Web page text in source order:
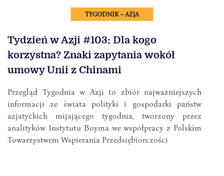
TYGODNIK – AZJA
Tydzień w Azji #103: Dla kogo
korzystna? Znaki zapytania wokół
umowy Unii z Chinami
Przegląd Tygodnia w Azji to zbiór najważniejszych
informacji ze świata polityki i gospodarki państw
azjatyckich mijającego tygodnia, tworzony przez
analityków Instytutu Boyma we współpracy z Polskim
Towarzystwem Wspierania Przedsiębiorczości